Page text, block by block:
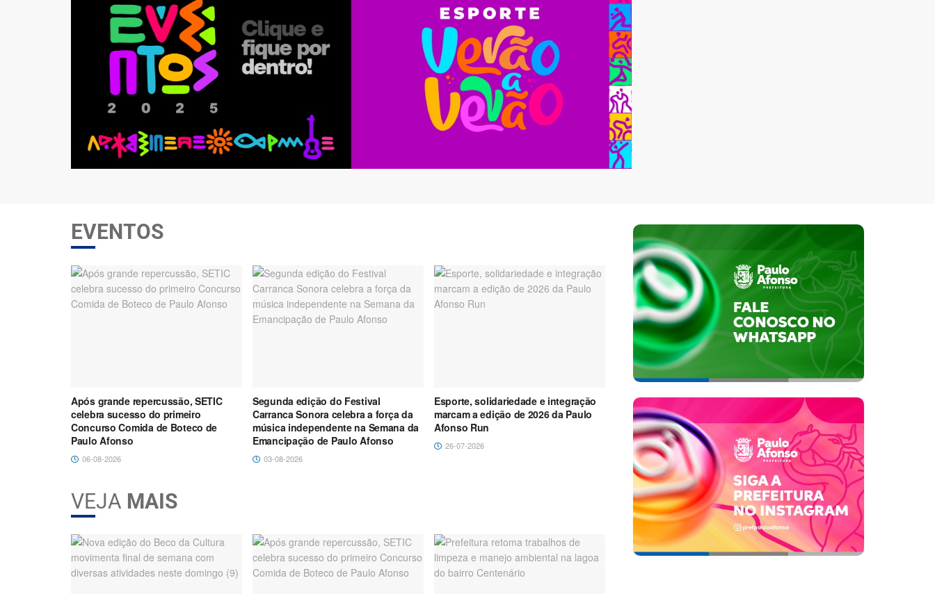
EVENTOS
Após grande repercussão, SETIC
celebra sucesso do primeiro
Concurso Comida de Boteco de
Paulo Afonso
06-08-2026
Segunda edição do Festival
Carranca Sonora celebra a força da
música independente na Semana da
Emancipação de Paulo Afonso
03-08-2026
Esporte, solidariedade e integração
marcam a edição de 2026 da Paulo
Afonso Run
26-07-2026
Pela primeira vez, alunos da Rede
Municipal de Paulo Afonso
participarão de intercâmbio
internacional
26-07-2026
Com anúncio de
mutirão no PA4, gestão
lança o programa ‘Avança
Afonso’
13-07-2026
VEJA MAIS